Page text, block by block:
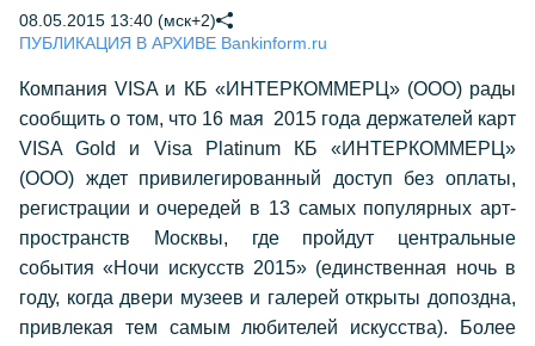
08.05.2015 13:40 (мск+2)
ПУБЛИКАЦИЯ В АРХИВЕ Bankinform.ru
Компания VISA и КБ «ИНТЕРКОММЕРЦ» (ООО) рады
сообщить о том, что 16 мая 2015 года держателей карт
VISA Gold и Visa Platinum КБ «ИНТЕРКОММЕРЦ»
(ООО) ждет привилегированный доступ без оплаты,
регистрации и очередей в 13 самых популярных арт-
пространств Москвы, где пройдут центральные
события «Ночи искусств 2015» (единственная ночь в
году, когда двери музеев и галерей открыты допоздна,
привлекая тем самым любителей искусства). Более